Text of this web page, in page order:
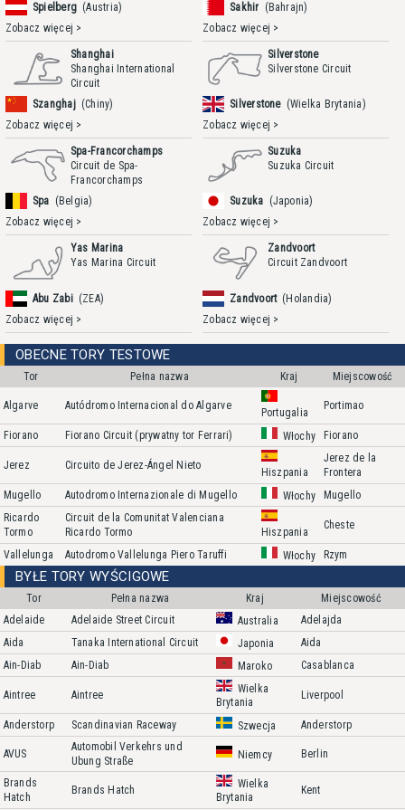
Spielberg (Austria)
Zobacz więcej >
Sakhir (Bahrajn)
Zobacz więcej >
Shanghai
Shanghai International
Circuit
Szanghaj (Chiny)
Zobacz więcej >
Silverstone
Silverstone Circuit
Silverstone (Wielka Brytania)
Zobacz więcej >
Spa-Francorchamps
Circuit de Spa-
Francorchamps
Spa (Belgia)
Zobacz więcej >
Suzuka
Suzuka Circuit
Suzuka (Japonia)
Zobacz więcej >
Yas Marina
Yas Marina Circuit
Abu Zabi (ZEA)
Zobacz więcej >
Zandvoort
Circuit Zandvoort
Zandvoort (Holandia)
Zobacz więcej >
OBECNE TORY TESTOWE
Tor Pełna nazwa Kraj Miejscowość
Algarve Autódromo Internacional do Algarve
Portugalia
Portimao
Fiorano Fiorano Circuit (prywatny tor Ferrari) Włochy Fiorano
Jerez Circuito de Jerez-Ángel Nieto
Hiszpania
Jerez de la
Frontera
Mugello
Autodromo Internazionale di Mugello Włochy
Mugello
Ricardo
Tormo
Circuit de la Comunitat Valenciana
Ricardo Tormo
Hiszpania
Cheste
Vallelunga Autodromo Vallelunga Piero Taruffi Włochy Rzym
BYŁE TORY WYŚCIGOWE
Tor Pełna nazwa Kraj
Miejscowość
Adelaide
Adelaide Street Circuit Australia
Adelajda
Aida
Tanaka International Circuit Japonia
Aida
Ain-Diab
Ain-Diab Maroko Casablanca
Aintree Aintree
Wielka
Brytania
Liverpool
Anderstorp Scandinavian Raceway Szwecja Anderstorp
AVUS
Automobil Verkehrs und
Ubung Straße
Niemcy Berlin
Brands
Hatch
Brands Hatch
Wielka
Brytania
Kent